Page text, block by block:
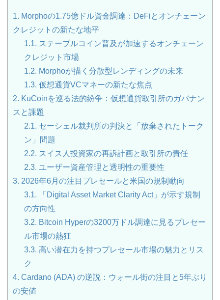
1. Morphoの1.75億ドル資金調達：DeFiとオンチェーン
クレジットの新たな地平
1.1. ステーブルコイン普及が加速するオンチェーン
クレジット市場
1.2. Morphoが描く分散型レンディングの未来
1.3. 仮想通貨VCマネーの新たな焦点
2. KuCoinを巡る法的紛争：仮想通貨取引所のガバナン
スと課題
2.1. セーシェル裁判所の判決と「放棄されたトーク
ン」問題
2.2. スイス人投資家の再訴計画と取引所の責任
2.3. ユーザー資産管理と透明性の重要性
3. 2026年6月の注目プレセールと米国の規制動向
3.1. 「Digital Asset Market Clarity Act」が示す規制
の方向性
3.2. Bitcoin Hyperの3200万ドル調達に見るプレセー
ル市場の熱狂
3.3. 高い潜在力を持つプレセール市場の魅力とリス
ク
4. Cardano (ADA) の逆説：ウォール街の注目と5年ぶり
の安値